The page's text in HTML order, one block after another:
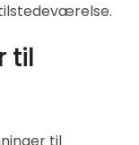
til